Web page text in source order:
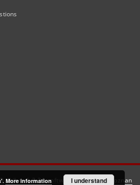
dLibra 6.3.21software created by Poznan
More information I understand